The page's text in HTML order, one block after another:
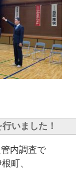
いました！
内調査で
町、